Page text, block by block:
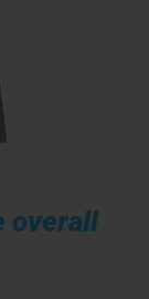
overall